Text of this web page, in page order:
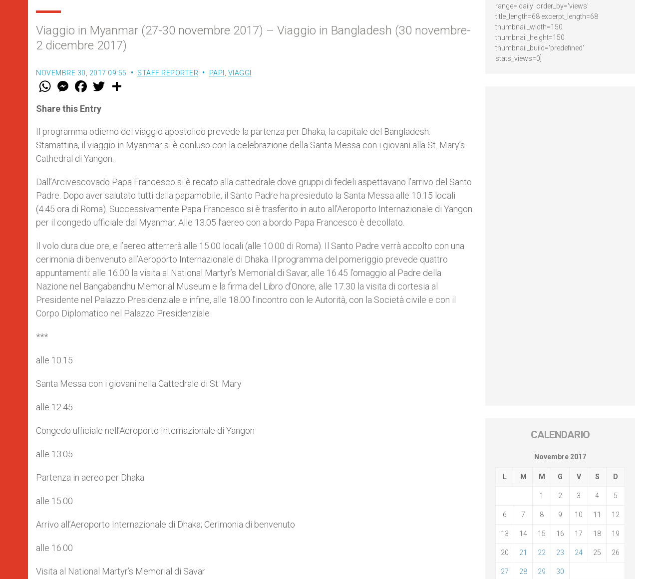
Viaggio in Myanmar (27-30 novembre 2017) – Viaggio in Bangladesh (30 novembre-
2 dicembre 2017)
NOVEMBRE 30, 2017 09:55 STAFF REPORTER PAPI VIAGGI
W
t
s
p
p
M
e
s
e
g
e
r
F
a
e
b
o
k
w
r
Share this Entry
Il programma odierno del viaggio apostolico prevede la partenza per Dhaka, la capitale del Bangladesh.
Stamattina, il viaggio in Myanmar si è conluso con la celebrazione della Santa Messa con i giovani alla St. Mary’s
Cathedral di Yangon.
Dall’Arcivescovado Papa Francesco si è recato alla cattedrale dove gruppi di fedeli aspettavano l’arrivo del Santo
Padre. Dopo aver salutato tutti dalla papamobile, il Santo Padre ha presieduto la Santa Messa alle 10.15 locali
(4.45 ora di Roma). Successivamente Papa Francesco si è trasferito in auto all’Aeroporto Internazionale di Yangon
per il congedo ufficiale dal Myanmar. Alle 13.05 l’aereo con a bordo Papa Francesco è decollato.
Il volo dura due ore, e l’aereo atterrerà alle 15.00 locali (alle 10.00 di Roma). Il Santo Padre verrà accolto con una
cerimonia di benvenuto all’Aeroporto Internazionale di Dhaka. Il programma del pomeriggio prevede quattro
appuntamenti: alle 16.00 la visita al National Martyr’s Memorial di Savar, alle 16.45 l’omaggio al Padre della
Nazione nel Bangabandhu Memorial Museum e la firma del Libro d’Onore, alle 17.30 la visita di cortesia al
Presidente nel Palazzo Presidenziale e infine, alle 18.00 l’incontro con le Autorità, con la Società civile e con il
Corpo Diplomatico nel Palazzo Presidenziale
***
alle 10.15
Santa Messa con i giovani nella Cattedrale di St. Mary
alle 12.45
Congedo ufficiale nell’Aeroporto Internazionale di Yangon
alle 13.05
Partenza in aereo per Dhaka
alle 15.00
Arrivo all’Aeroporto Internazionale di Dhaka; Cerimonia di benvenuto
alle 16.00
Visita al National Martyr’s Memorial di Savar
range='daily' order_by='views'
title_length=68 excerpt_length=68
thumbnail_width=150
thumbnail_height=150
thumbnail_build='predefined'
stats_views=0]
CALENDARIO
Novembre 2017
L M M G V S D
1 2 3 4 5
6 7 8 9 10 11 12
13 14 15 16 17 18 19
20 21 22 23 24 25 26
27 28 29 30